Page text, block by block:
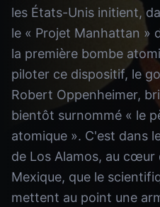
les États-Unis initient,
le « Projet Manhattan »
la première bombe
piloter ce dispositif, le
Robert Oppenheimer,
bientôt surnommé « le
atomique ». C'est dans
de Los Alamos, au
Mexique, que le
mettent au point une